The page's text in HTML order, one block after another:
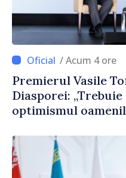
/ Acum 4 ore
Premierul Vasile
Diasporei:
optimismul
corectă”